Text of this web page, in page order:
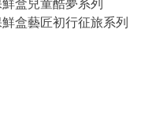
盒兒童酷夢系列
盒藝匠初行征旅系列